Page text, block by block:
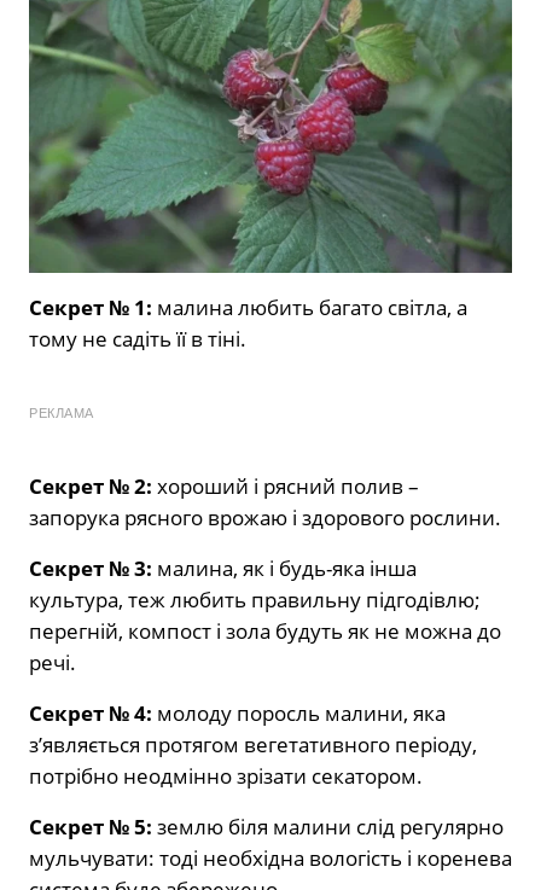
Секрет № 1: малина любить багато світла, а
тому не садіть її в тіні.
РЕКЛАМА
Секрет № 2: хороший і рясний полив –
запорука рясного врожаю і здорового рослини.
Секрет № 3: малина, як і будь-яка інша
культура, теж любить правильну підгодівлю;
перегній, компост і зола будуть як не можна до
речі.
Секрет № 4: молоду поросль малини, яка
з’являється протягом вегетативного періоду,
потрібно неодмінно зрізати секатором.
Секрет № 5: землю біля малини слід регулярно
мульчувати: тоді необхідна вологість і коренева